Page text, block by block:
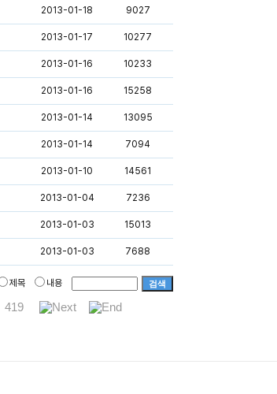
2013-01-18 9027
2013-01-17 10277
2013-01-16 10233
2013-01-16 15258
2013-01-14 13095
2013-01-14 7094
2013-01-10 14561
2013-01-04 7236
2013-01-03 15013
2013-01-03 7688
제목 내용 검색
419